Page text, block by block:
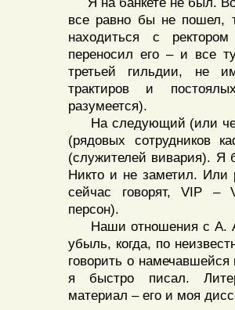
все равно бы не пошел,
находиться с
переносил его – и все
третьей гильдии, не
трактиров и
разумеется).
На следующий (или
(рядовых сотрудников
(служителей вивария). Я
Никто и не заметил. Или
сейчас говорят, VIP –
персон).
Наши отношения с А.
убыль, когда, по
говорить о
я быстро писал.
материал – его и моя